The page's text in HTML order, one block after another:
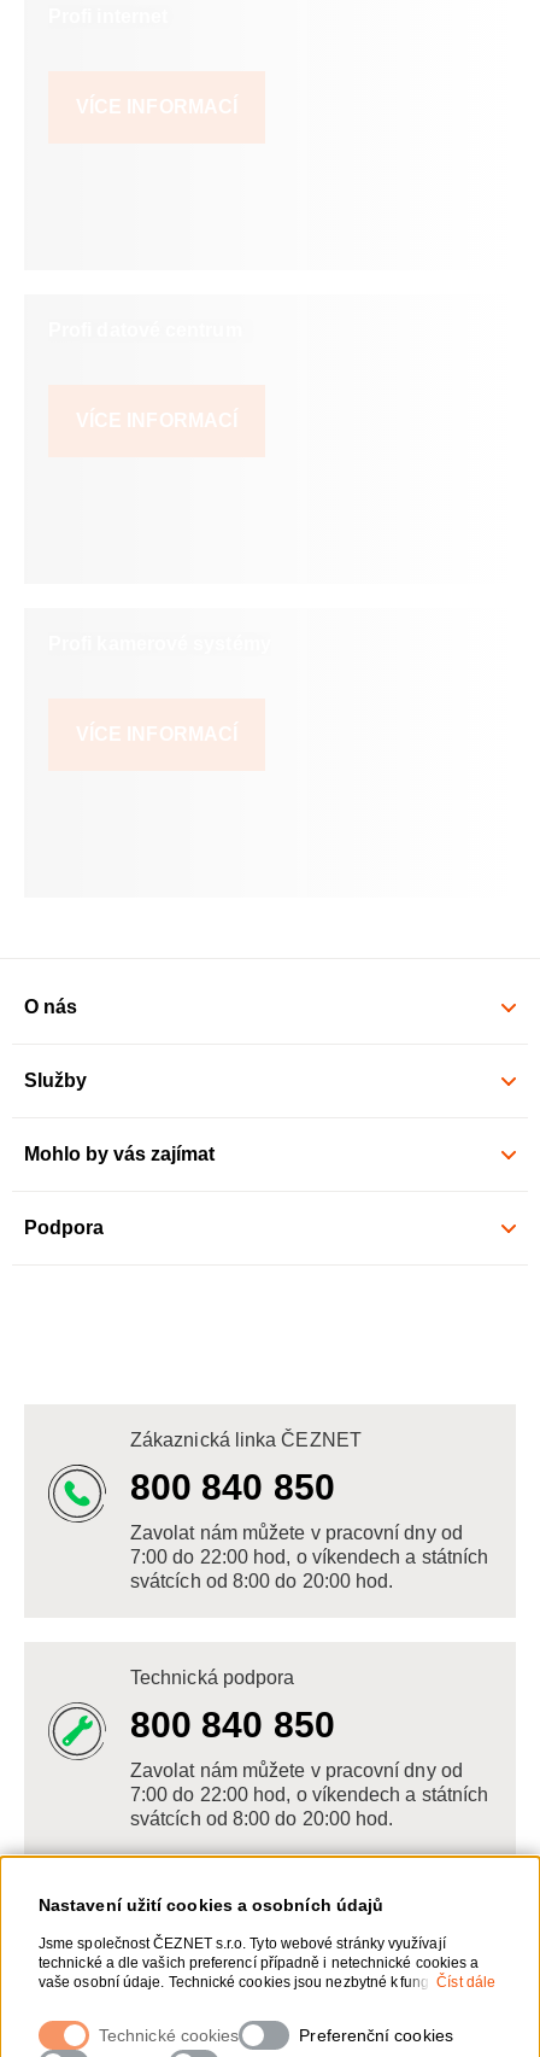
Nastavení užití cookies a osobních údajů
Jsme společnost ČEZNET s.r.o. Tyto webové stránky využívají
technické a dle vašich preferencí případně i netechnické cookies a
vaše osobní údaje. Technické cookies jsou nezbytné k fungování
webové stránky vašim preferencím, k personalizaci reklam a
analytice. Pro sběr a zpracování netechnických cookies a vašich
Číst dále
Technické cookies
Preferenční cookies
VÍCE INFORMACÍ
VÍCE INFORMACÍ
VÍCE INFORMACÍ
O nás
Služby
Mohlo by vás zajímat
Podpora
Zákaznická linka ČEZNET
800 840 850
Zavolat nám můžete v pracovní dny od
7:00 do 22:00 hod, o víkendech a státních
svátcích od 8:00 do 20:00 hod.
Technická podpora
800 840 850
Zavolat nám můžete v pracovní dny od
7:00 do 22:00 hod, o víkendech a státních
svátcích od 8:00 do 20:00 hod.
Napište nám
POSLAT VZKAZ
Zanechte nám vzkaz online, my se vám